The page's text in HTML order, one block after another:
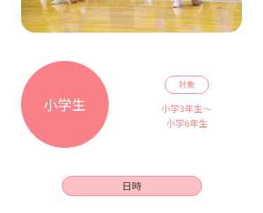
小学生
対象
小学3年生～
小学6年生
日時